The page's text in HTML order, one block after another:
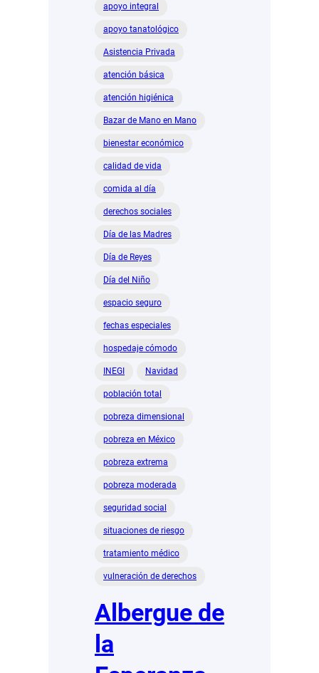
apoyo integral
apoyo tanatológico
Asistencia Privada
atención básica
atención higiénica
Bazar de Mano en Mano
bienestar económico
calidad de vida
comida al día
derechos sociales
Día de las Madres
Día de Reyes
Día del Niño
espacio seguro
fechas especiales
hospedaje cómodo
INEGI Navidad
población total
pobreza dimensional
pobreza en México
pobreza extrema
pobreza moderada
seguridad social
situaciones de riesgo
tratamiento médico
vulneración de derechos
Albergue de
la